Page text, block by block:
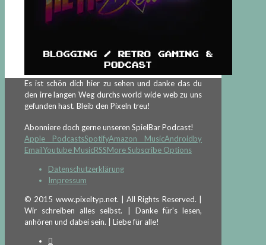
Es ist schön dich hier zu sehen und danke das du
den irre langen Weg durchs world wide web zu uns
gefunden hast. Bleib den Pixeln treu!
Abonniere doch gerne unseren SpielBar Podcast!
Apple PodcastsSpotifyAmazon MusicAndroidby
EmailYoutube MusicRSSMore Subscribe Options
Datenschutzerklärung
Impressum
© 2015 www.pixeltyp.net. | All Rights Reserved. |
Wir schreiben alles selbst. | Danke für's lesen,
anhören und dabei sein. | Liebe für alle!